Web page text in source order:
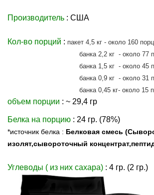
Производитель : США
Кол-во порций : пакет 4,5 кг - около 160
банка 2,2 кг - около 77
банка 1,5 кг - около 45
банка 0,9 кг - около 31
банка 0,45 кг- около 15
объем порции : ~ 29,4 гр
Белка на порцию : 24 гр. (78%)
*источник белка : Белковая смесь
изолят,сывороточный
Углеводы ( из них сахара) : 4 гр. (2 гр.)